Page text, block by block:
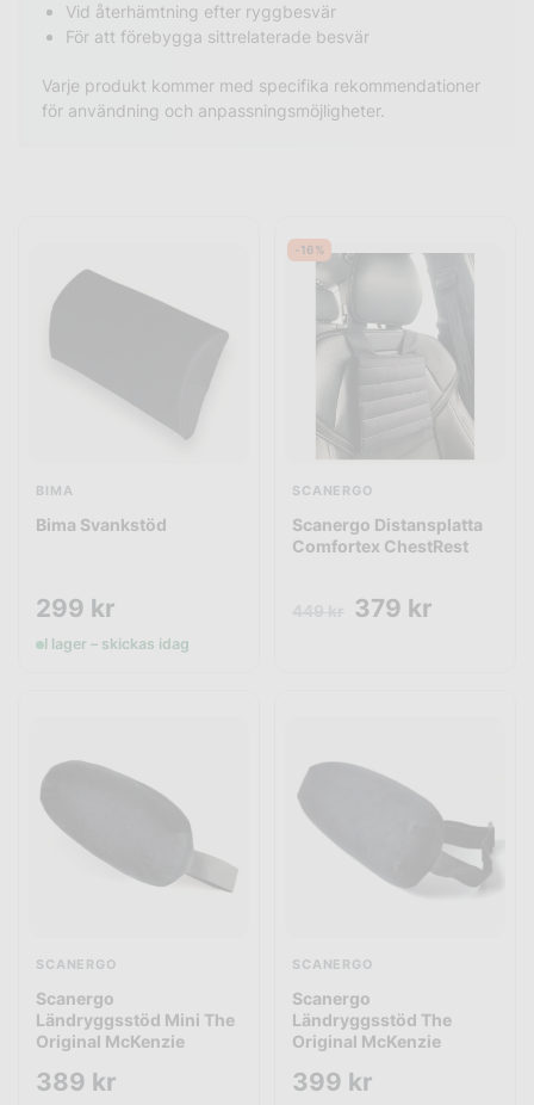
Vid återhämtning efter ryggbesvär
För att förebygga sittrelaterade besvär
Varje produkt kommer med specifika rekommendationer
för användning och anpassningsmöjligheter.
BIMA
Bima Svankstöd
299 kr
I lager – skickas idag
-16%
SCANERGO
Scanergo Distansplatta
Comfortex ChestRest
379 kr
SCANERGO
Scanergo
Ländryggsstöd Mini The
Original McKenzie
389 kr
SCANERGO
Scanergo
Ländryggsstöd The
Original McKenzie
399 kr